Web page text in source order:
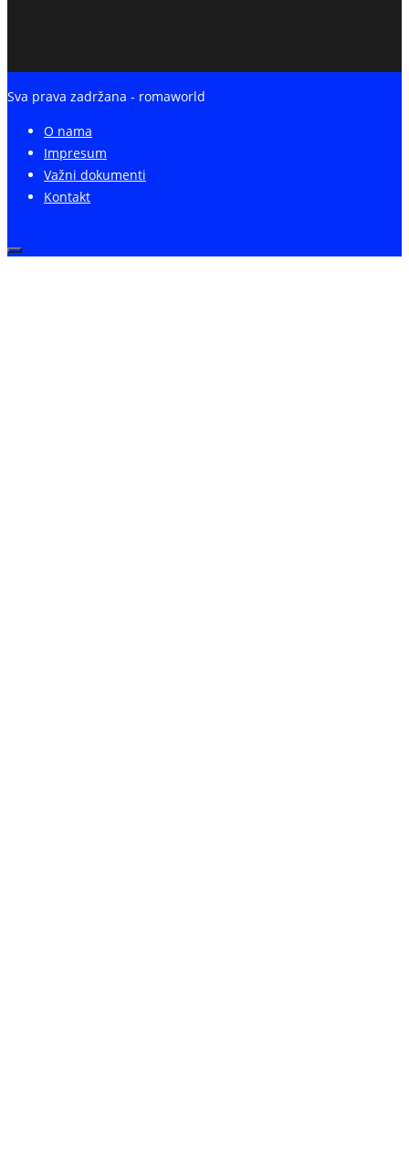
Sva prava zadržana - romaworld
O nama
Impresum
Važni dokumenti
Kontakt